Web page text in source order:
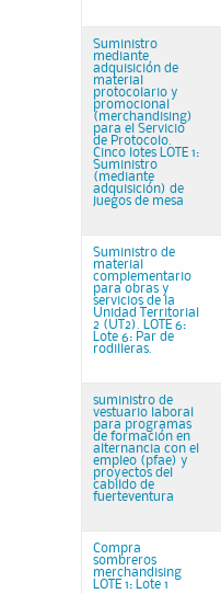
Suministro
mediante
adquisición de
material
protocolario y
promocional
(merchandising)
para el Servicio
de Protocolo.
Cinco lotes LOTE 1:
Suministro
(mediante
adquisición) de
juegos de mesa
Suministro de
material
complementario
para obras y
servicios de la
Unidad Territorial
2 (UT2). LOTE 6:
Lote 6: Par de
rodilleras.
suministro de
vestuario laboral
para programas
de formación en
alternancia con el
empleo (pfae) y
proyectos del
cabildo de
fuerteventura
Compra
sombreros
merchandising
LOTE 1: Lote 1